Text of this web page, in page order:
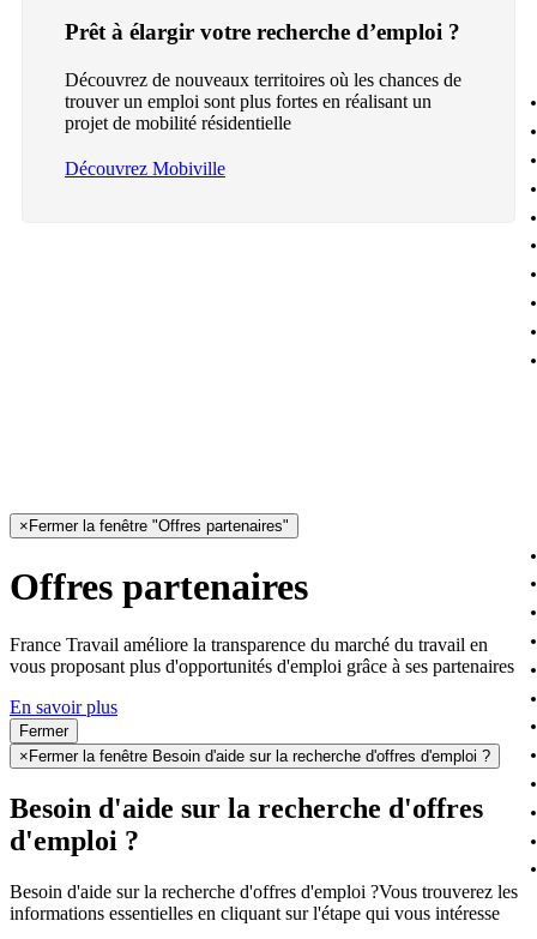
Prêt à élargir votre recherche d’emploi ?
Découvrez de nouveaux territoires où les chances de
trouver un emploi sont plus fortes en réalisant un
projet de mobilité résidentielle
Découvrez Mobiville
× Fermer la fenêtre "Offres partenaires"
Offres partenaires
France Travail améliore la transparence du marché du travail en
vous proposant plus d'opportunités d'emploi grâce à ses partenaires
En savoir plus
Fermer
× Fermer la fenêtre Besoin d'aide sur la recherche d'offres d'emploi ?
Besoin d'aide sur la recherche d'offres
d'emploi ?
Besoin d'aide sur la recherche d'offres d'emploi ?Vous trouverez les
informations essentielles en cliquant sur l'étape qui vous intéresse